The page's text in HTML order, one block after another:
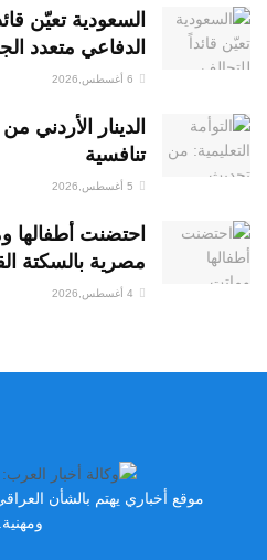
السعودية تعيّن قائداً
الدفاعي متعدد الجنسيات
الدينار الأردني من
تنافسية
احتضنت أطفالها وماتت..
مصرية بالسكتة القلبية
أخباري يهتم بالشأن العراقي والعربي